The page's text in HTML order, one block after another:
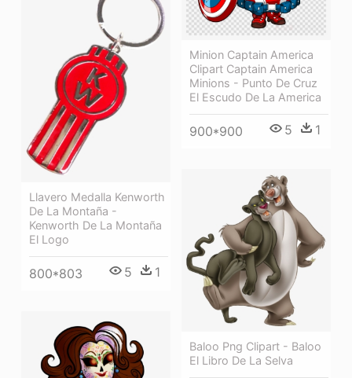
Minion Captain America
Clipart Captain America
Minions - Punto De Cruz
El Escudo De La America
900*900 5 1
Llavero Medalla Kenworth
De La Montaña -
Kenworth De La Montaña
El Logo
800*803 5 1
Baloo Png Clipart - Baloo
El Libro De La Selva